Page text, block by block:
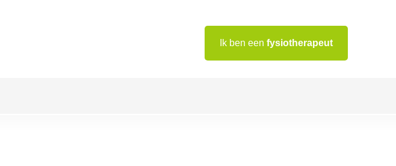
Ik ben een fysiotherapeut